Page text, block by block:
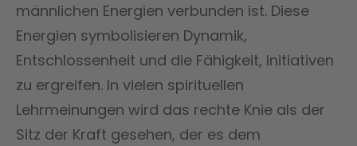
männlichen Energien verbunden ist. Diese
Energien symbolisieren Dynamik,
Entschlossenheit und die Fähigkeit, Initiativen
zu ergreifen. In vielen spirituellen
Lehrmeinungen wird das rechte Knie als der
Sitz der Kraft gesehen, der es dem